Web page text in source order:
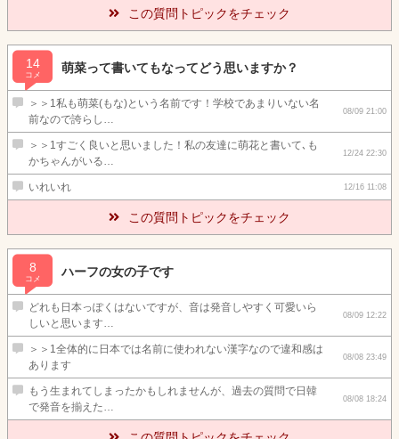
この質問トピックをチェック
14
コメ
萌菜って書いてもなってどう思いますか？
＞＞1私も萌菜(もな)という名前です！学校であまりいない名
前なので誇らし…
08/09 21:00
＞＞1すごく良いと思いました！私の友達に萌花と書いて､も
かちゃんがいる…
12/24 22:30
いれいれ 12/16 11:08
この質問トピックをチェック
8
コメ
ハーフの女の子です
どれも日本っぽくはないですが、音は発音しやすく可愛いら
しいと思います…
08/09 12:22
＞＞1全体的に日本では名前に使われない漢字なので違和感は
あります
08/08 23:49
もう生まれてしまったかもしれませんが、過去の質問で日韓
で発音を揃えた…
08/08 18:24